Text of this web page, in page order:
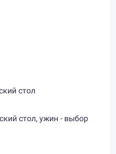
стол
стол, ужин - выбор